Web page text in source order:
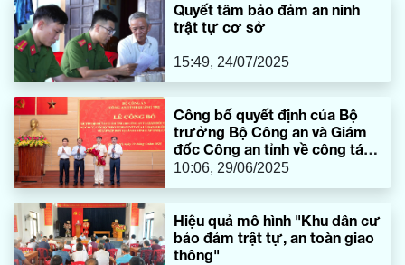
Quyết tâm bảo đảm an ninh
trật tự cơ sở
15:49, 24/07/2025
Công bố quyết định của Bộ
trưởng Bộ Công an và Giám
đốc Công an tỉnh về công tác
cán bộ
10:06, 29/06/2025
Hiệu quả mô hình "Khu dân cư
bảo đảm trật tự, an toàn giao
thông"